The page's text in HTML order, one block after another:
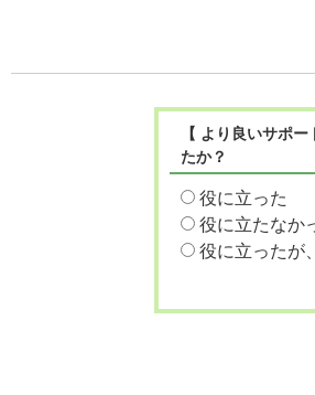
【 より良いサポ
たか？
役に立った
役に立たなか
役に立ったが